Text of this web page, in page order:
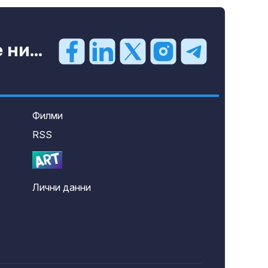
ни...
Филми
RSS
Лични данни